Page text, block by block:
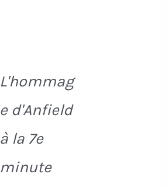
L'hommag
e d'Anfield
à la 7e
minute